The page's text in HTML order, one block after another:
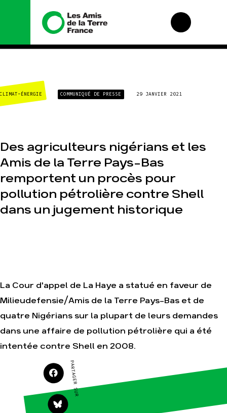
Nous connaître
Histoire
Valeurs
Équipes et
fonctionnement
Le réseau dans le
monde
Nos alliés
campagnes
Mode : une
destructrice
Gaz au
Mozambique, la
violence TOTAL(e)
Nos autres
campagnes
Faire un don
S'engager sur le
Agir au quotidien
campagnes
ou partie de son
patrimoine
Télécharger
gratuitement les
guides éco-
citoyens
thématiques
CLIMAT-ÉNERGIE COMMUNIQUÉ DE PRESSE 29 JANVIER 2021
Des agriculteurs nigérians et les
Amis de la Terre Pays-Bas
remportent un procès pour
pollution pétrolière contre Shell
dans un jugement historique
La Cour d'appel de La Haye a statué en faveur de
Milieudefensie/Amis de la Terre Pays-Bas et de
quatre Nigérians sur la plupart de leurs demandes
dans une affaire de pollution pétrolière qui a été
intentée contre Shell en 2008.
PARTAGER SUR